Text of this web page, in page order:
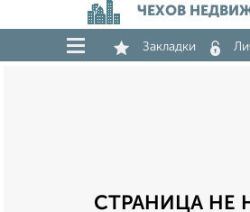
ЧЕХОВ
Закладки
СТРАНИЦА НЕ